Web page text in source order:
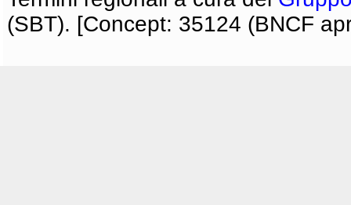
(SBT). [Concept: 35124 (BNCF